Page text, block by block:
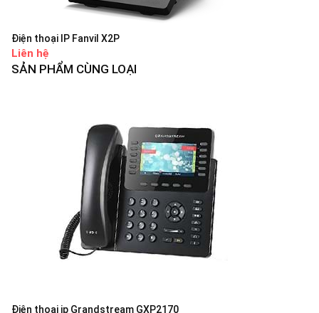
Điện thoại IP Fanvil X2P
Liên hệ
SẢN PHẨM CÙNG LOẠI
Điện thoại ip Grandstream GXP2170